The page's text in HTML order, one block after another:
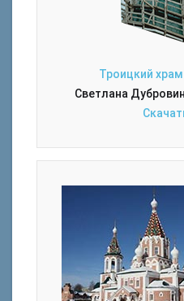
Троицкий
Светлана